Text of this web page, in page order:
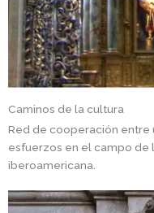
Caminos de la cultura
Red de cooperación entre
esfuerzos en el campo de
iberoamericana.